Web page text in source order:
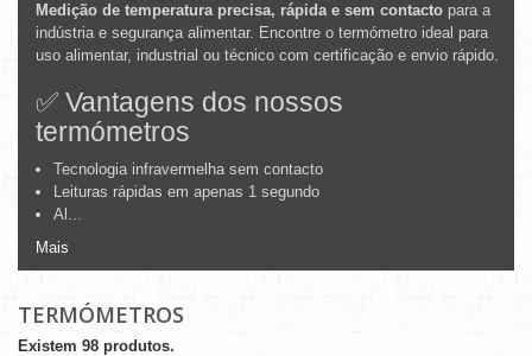
Medição de temperatura precisa, rápida e sem contacto para a
indústria e segurança alimentar. Encontre o termómetro ideal para
uso alimentar, industrial ou técnico com certificação e envio rápido.
✅ Vantagens dos nossos
termómetros
Tecnologia infravermelha sem contacto
Leituras rápidas em apenas 1 segundo
Al...
Mais
TERMÓMETROS
Existem 98 produtos.